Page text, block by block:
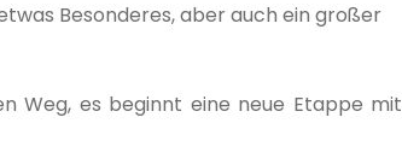
Besonderes, aber auch ein großer
Weg, es beginnt eine neue Etappe mit